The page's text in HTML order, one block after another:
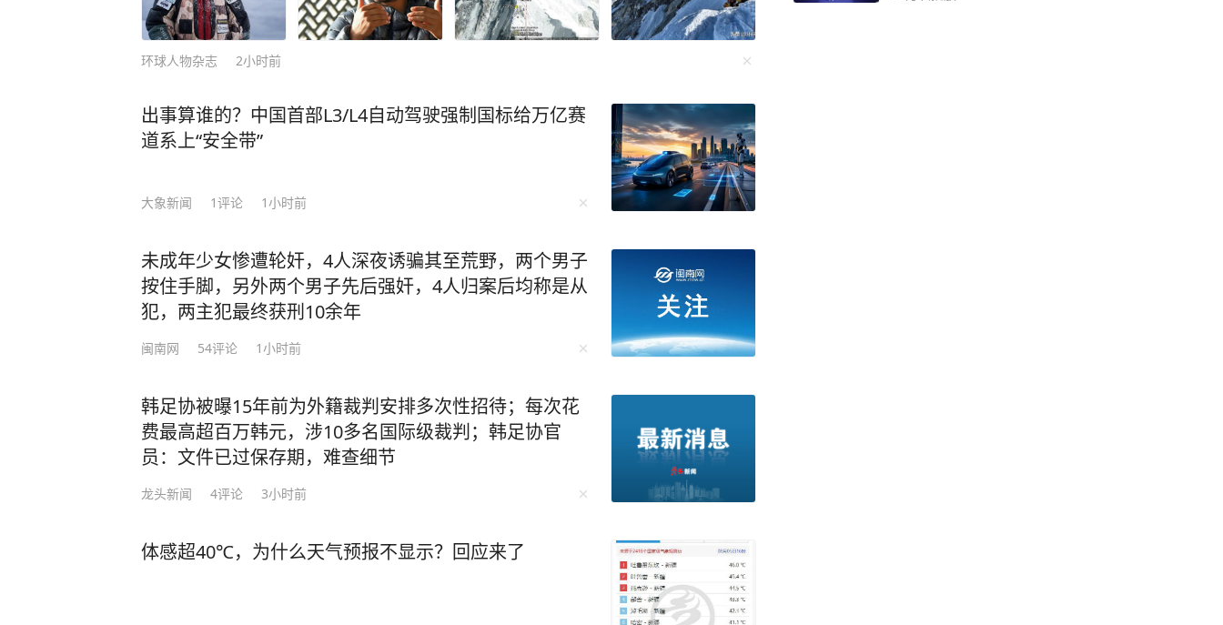
环球人物杂志 2小时前
出事算谁的？中国首部L3/L4自动驾驶强制国标给万亿赛
道系上“安全带”
大象新闻 1评论 1小时前
未成年少女惨遭轮奸，4人深夜诱骗其至荒野，两个男子
按住手脚，另外两个男子先后强奸，4人归案后均称是从
犯，两主犯最终获刑10余年
闽南网 54评论 1小时前
韩足协被曝15年前为外籍裁判安排多次性招待；每次花
费最高超百万韩元，涉10多名国际级裁判；韩足协官
员：文件已过保存期，难查细节
龙头新闻 4评论 3小时前
体感超40℃，为什么天气预报不显示？回应来了